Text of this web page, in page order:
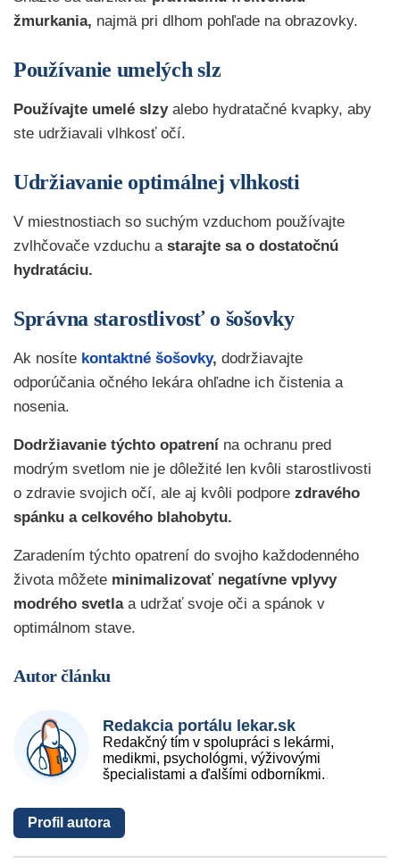
žmurkania, najmä pri dlhom pohľade na obrazovky.
Používanie umelých slz
Používajte umelé slzyalebo hydratačné kvapky, aby
ste udržiavali vlhkosť očí.
Udržiavanie optimálnej vlhkosti
V miestnostiach so suchým vzduchom používajte
zvlhčovače vzduchu a starajte sa o dostatočnú
hydratáciu.
Správna starostlivosť o šošovky
Ak nosíte kontaktné šošovky, dodržiavajte
odporúčania očného lekára ohľadne ich čistenia a
nosenia.
Dodržiavanie týchto opatrení na ochranu pred
modrým svetlom nie je dôležité len kvôli starostlivosti
o zdravie svojich očí, ale aj kvôli podpore zdravého
spánku a celkového blahobytu.
Zaradením týchto opatrení do svojho každodenného
života môžete minimalizovať negatívne vplyvy
modrého svetla a udržať svoje oči a spánok v
optimálnom stave.
Autor článku
Redakcia portálu lekar.sk
Redakčný tím v spolupráci s lekármi,
medikmi, psychológmi, výživovými
špecialistami a ďalšími odborníkmi.
Profil autora